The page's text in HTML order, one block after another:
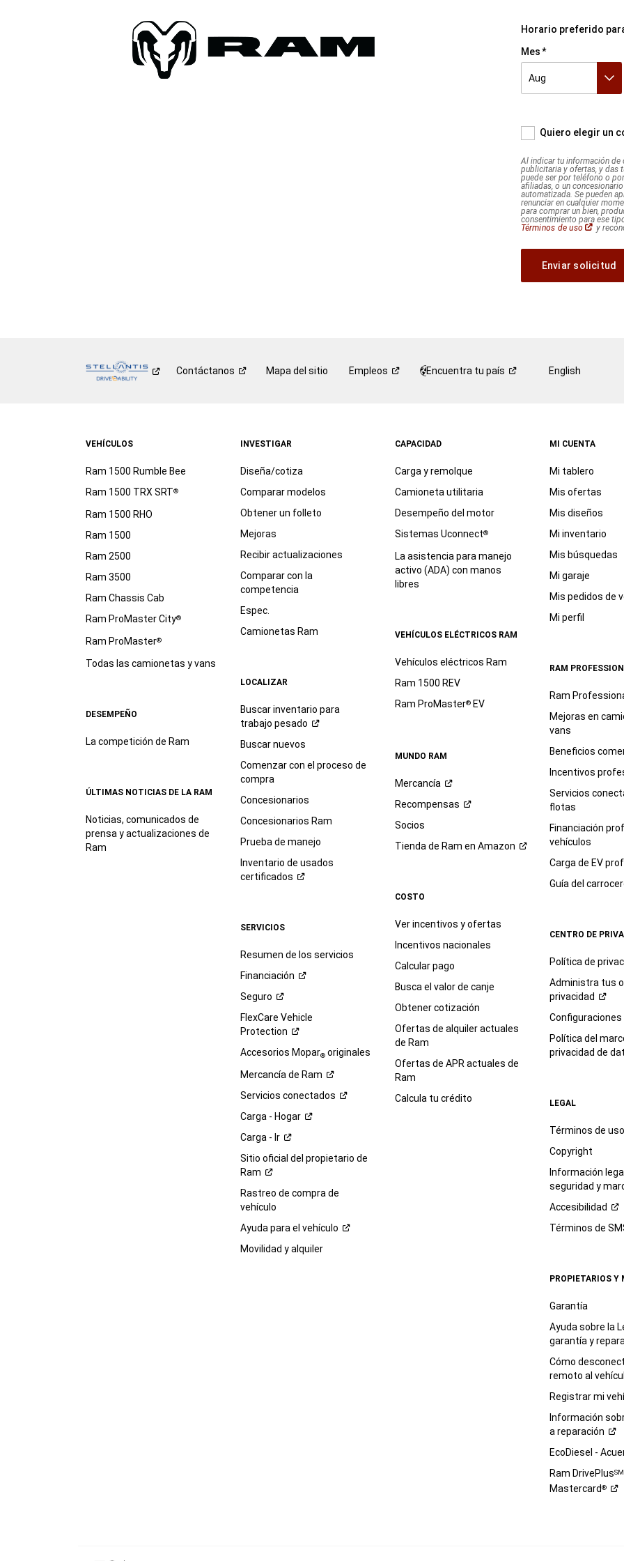
de
información
y
ofertas,
y
das
tu
consentimiento
ese
tipo
por
teléfono
texto,
representación
de
US
LLC,
afiliadas,
o
concesionario
autorizado
mediante
automatizada.
Se
pueden
tarifas
estándar
mensajes
de
texto
y
Puede
renunciar
Usted
está
obligado
a
esto
como
condición
bien,
o
servicios.
hacer
clic
en
botón
consentimiento
ese
tipo
de
contacto
lo
aceptas,
aceptas
los
Términos
de uso
Horario preferido
Mes
Aug
Aug
Sep
Oct
Quiero elegir un
Al indicar tu información de
publicitaria y ofertas, y das
puede ser por teléfono o
afiliadas, o un
automatizada. Se pueden
renunciar en cualquier
para comprar un bien,
consentimiento para ese
Términos de uso (Abrir
nueva)
y
Contáctanos Mapa del sitio Empleos Encuentra tu país English
VEHÍCULOS
Ram 1500 Rumble Bee
Ram 1500 TRX SRT®
Ram 1500 RHO
Ram 1500
Ram 2500
Ram 3500
Ram Chassis Cab
Ram ProMaster City®
Ram ProMaster®
Todas las camionetas y vans
DESEMPEÑO
La competición de Ram
ÚLTIMAS NOTICIAS DE LA RAM
Noticias, comunicados de
prensa y actualizaciones de
Ram
INVESTIGAR
Diseña/cotiza
Comparar modelos
Obtener un folleto
Mejoras
Recibir actualizaciones
Comparar con la
competencia
Espec.
Camionetas Ram
LOCALIZAR
Buscar inventario para
trabajo pesado
Buscar nuevos
Comenzar con el proceso de
compra
Concesionarios
Concesionarios Ram
Prueba de manejo
Inventario de usados
certificados
SERVICIOS
Resumen de los servicios
Financiación
Seguro
FlexCare Vehicle
Protection
Accesorios Mopar®originales
Mercancía de Ram
Servicios conectados
Carga - Hogar
Carga - Ir
Sitio oficial del propietario de
Ram
Rastreo de compra de
vehículo
Ayuda para el vehículo
Movilidad y alquiler
CAPACIDAD
Carga y remolque
Camioneta utilitaria
Desempeño del motor
Sistemas Uconnect®
La asistencia para manejo
activo (ADA) con manos
libres
VEHÍCULOS ELÉCTRICOS RAM
Vehículos eléctricos Ram
Ram 1500 REV
Ram ProMaster®EV
MUNDO RAM
Mercancía
Recompensas
Socios
Tienda de Ram en Amazon
COSTO
Ver incentivos y ofertas
Incentivos nacionales
Calcular pago
Busca el valor de canje
Obtener cotización
Ofertas de alquiler actuales
de Ram
Ofertas de APR actuales de
Ram
Calcula tu crédito
MI CUENTA
Mi tablero
Mis ofertas
Mis diseños
Mi inventario
Mis búsquedas
Mi garaje
Mis pedidos de
Mi perfil
RAM
Ram
Mejoras en
vans
Beneficios
Incentivos
Servicios
flotas
Financiación
vehículos
Carga de EV
Guía del
CENTRO DE
Política de
Administra tus
privacidad
Configuraciones
Política del
privacidad de
LEGAL
Términos de uso
Copyright
Información
seguridad y
Accesibilidad
Términos de
PROPIETARIOS Y
Garantía
Ayuda sobre la
garantía y
Cómo
remoto al
Registrar mi
Información
areparación
EcoDiesel -
Ram DrivePlusSM
Mastercard®